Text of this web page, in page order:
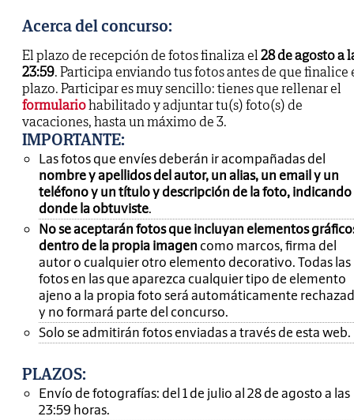
Acerca del concurso:
El plazo de recepción de fotos finaliza el28 de agosto a
23:59. Participa enviando tus fotos antes de que finalice
plazo. Participar es muy sencillo: tienes que rellenar el
formulariohabilitado y adjuntar tu(s) foto(s) de
vacaciones, hasta un máximo de 3.
IMPORTANTE:
Las fotos que envíes deberán ir acompañadas del
nombre y apellidos del autor, un alias, un email y un
teléfono y un título y descripción de la foto, indicando
donde la obtuviste.
No se aceptarán fotos que incluyan elementos
dentro de la propia imagen como marcos, firma del
autor o cualquier otro elemento decorativo. Todas las
fotos en las que aparezca cualquier tipo de elemento
ajeno a la propia foto será automáticamente
y no formará parte del concurso.
Solo se admitirán fotos enviadas a través de esta web.
PLAZOS:
Envío de fotografías: del 1 de julio al 28 de agosto a las
23:59 horas.